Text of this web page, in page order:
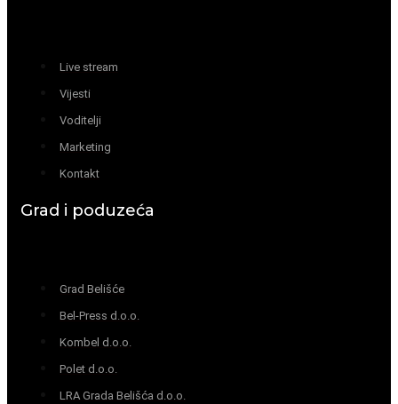
Live stream
Vijesti
Voditelji
Marketing
Kontakt
Grad i poduzeća
Grad Belišće
Bel-Press d.o.o.
Kombel d.o.o.
Polet d.o.o.
LRA Grada Belišća d.o.o.